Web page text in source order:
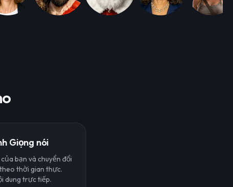
Giọng nói
bạn và chuyển đổi
thời gian thực.
dung trực tiếp.